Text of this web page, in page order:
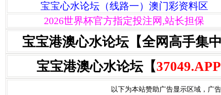
宝宝心水论坛（线路一）澳门彩资料区
2026世界杯官方指定投注网,站长担保
宝宝港澳心水论坛【全网高手集
宝宝港澳心水论坛【37049.APP
以下为本站赞助广告显示区域，广